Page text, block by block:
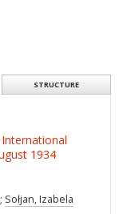
STRUCTURE
1934
; Sołjan, Izabela